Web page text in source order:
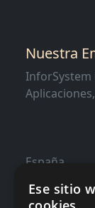
Nuestra
InforSystem
Aplicaciones,
España
Ese sitio